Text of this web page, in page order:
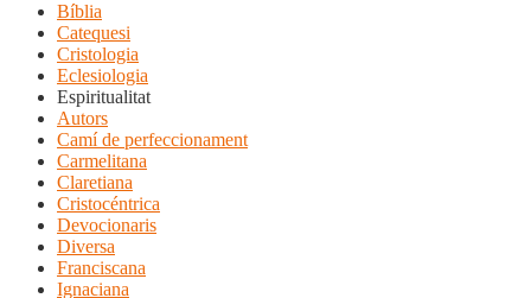
Bíblia
Catequesi
Cristologia
Eclesiologia
Espiritualitat
Autors
Camí de perfeccionament
Carmelitana
Claretiana
Cristocéntrica
Devocionaris
Diversa
Franciscana
Ignaciana